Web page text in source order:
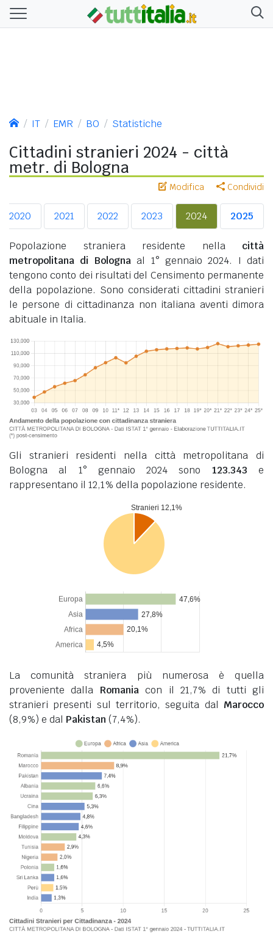
IT EMR BO Statistiche
Cittadini stranieri 2024 - città
metr. di Bologna
Modifica Condividi
2020 2021 2022 2023 2024 2025
Popolazione straniera residente nella città
metropolitana di Bolognaal 1° gennaio 2024. I dati
tengono conto dei risultati del Censimento permanente
della popolazione. Sono considerati cittadini stranieri
le persone di cittadinanza non italiana aventi dimora
abituale in Italia.
Gli stranieri residenti nella città metropolitana di
Bologna al 1° gennaio 2024 sono 123.343 e
rappresentano il 12,1% della popolazione residente.
La comunità straniera più numerosa è quella
proveniente dalla Romaniacon il 21,7% di tutti gli
stranieri presenti sul territorio, seguita dal Marocco
(8,9%) e dal Pakistan(7,4%).